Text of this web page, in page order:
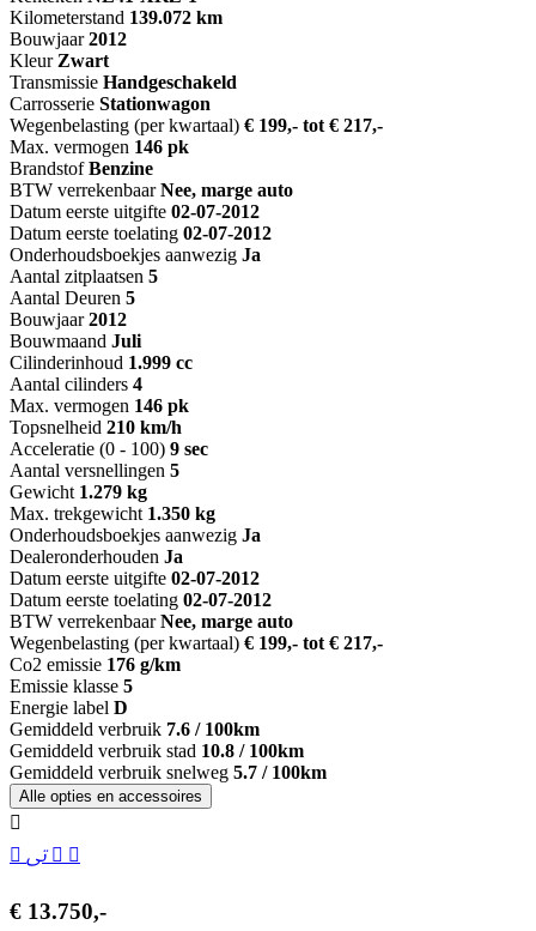
Kilometerstand 139.072 km
Bouwjaar 2012
Kleur Zwart
Transmissie Handgeschakeld
Carrosserie Stationwagon
Wegenbelasting (per kwartaal) € 199,- tot € 217,-
Max. vermogen 146 pk
Brandstof Benzine
BTW verrekenbaar Nee, marge auto
Datum eerste uitgifte 02-07-2012
Datum eerste toelating 02-07-2012
Onderhoudsboekjes aanwezig Ja
Aantal zitplaatsen 5
Aantal Deuren 5
Bouwjaar 2012
Bouwmaand Juli
Cilinderinhoud 1.999 cc
Aantal cilinders 4
Max. vermogen 146 pk
Topsnelheid 210 km/h
Acceleratie (0 - 100) 9 sec
Aantal versnellingen 5
Gewicht 1.279 kg
Max. trekgewicht 1.350 kg
Onderhoudsboekjes aanwezig Ja
Dealeronderhouden Ja
Datum eerste uitgifte 02-07-2012
Datum eerste toelating 02-07-2012
BTW verrekenbaar Nee, marge auto
Wegenbelasting (per kwartaal) € 199,- tot € 217,-
Co2 emissie 176 g/km
Emissie klasse 5
Energie label D
Gemiddeld verbruik 7.6 / 100km
Gemiddeld verbruik stad 10.8 / 100km
Gemiddeld verbruik snelweg 5.7 / 100km
Alle opties en accessoires
€ 13.750,-